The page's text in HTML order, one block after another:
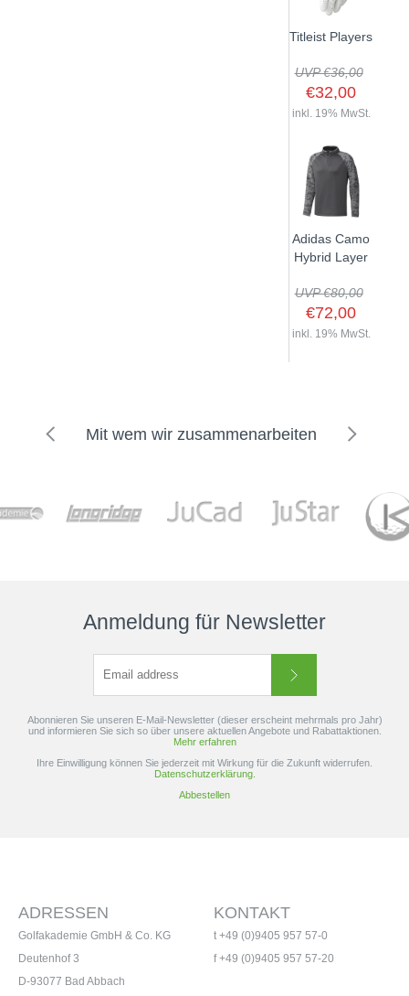
Titleist Players
UVP €36,00
€32,00
inkl. 19% MwSt.
Adidas Camo
Hybrid Layer
UVP €80,00
€72,00
inkl. 19% MwSt.
Mit wem wir zusammenarbeiten
Anmeldung für Newsletter
Abonnieren Sie unseren E-Mail-Newsletter (dieser erscheint mehrmals pro Jahr)
und informieren Sie sich so über unsere aktuellen Angebote und Rabattaktionen.
Mehr erfahren
Ihre Einwilligung können Sie jederzeit mit Wirkung für die Zukunft widerrufen.
Datenschutzerklärung.
Abbestellen
KONTAKT
t +49 (0)9405 957 57-0
f +49 (0)9405 957 57-20
ADRESSEN
Golfakademie GmbH & Co. KG
Deutenhof 3
D-93077 Bad Abbach